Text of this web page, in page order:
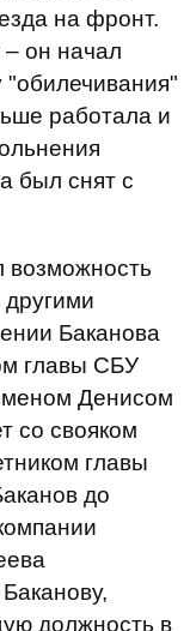
на фронт.
он начал
"обилечивания"
работала и
был снят с
другими
Баканова
главы СБУ
Денисом
со свояком
главы
до
должность в